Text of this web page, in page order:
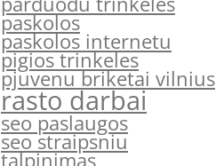
paskolos
paskolos internetu
pigios trinkeles
pjuvenu briketai vilnius
rasto darbai
seo paslaugos
seo straipsniu
talpinimas